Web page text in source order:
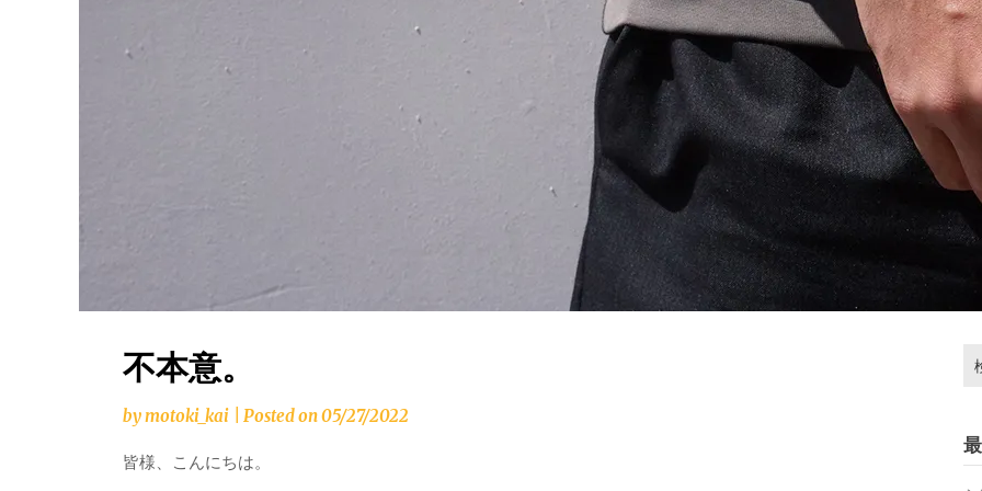
不本意。
bymotoki_kai Posted on05/27/2022
皆様、こんにちは。
検
索: